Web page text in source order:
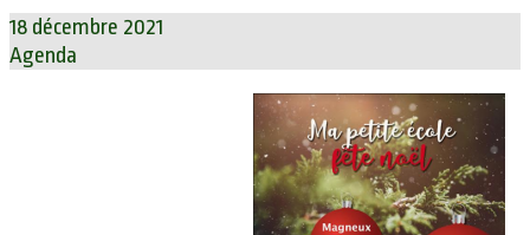
18 décembre 2021
Agenda